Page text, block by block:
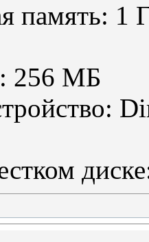
память:
256 МБ